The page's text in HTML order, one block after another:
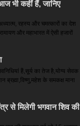
भी कहीं हैं, जानिए
रहस्य और चमत्कारों का देश
और महाभारत में ऐसी हजारों
हैं,सूर्य का तेज है,योग्य सेवक
ब्रह्मा,विष्णु,महेश के समकक्ष माना
से मिलेगी भगवान शिव की